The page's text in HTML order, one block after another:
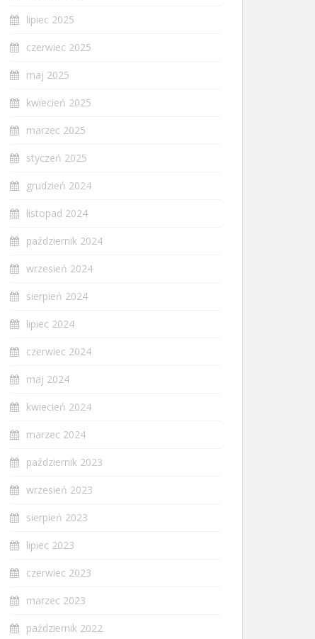
lipiec 2025
czerwiec 2025
maj 2025
kwiecień 2025
marzec 2025
styczeń 2025
grudzień 2024
listopad 2024
październik 2024
wrzesień 2024
sierpień 2024
lipiec 2024
czerwiec 2024
maj 2024
kwiecień 2024
marzec 2024
październik 2023
wrzesień 2023
sierpień 2023
lipiec 2023
czerwiec 2023
marzec 2023
październik 2022